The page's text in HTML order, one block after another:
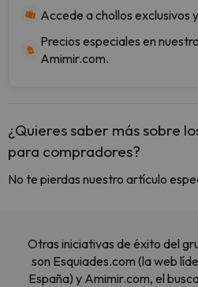
Accede a chollos exclusivos
Precios especiales en
Amimir.com.
¿Quieres saber más sobre
para compradores?
No te pierdas nuestro artículo
Otras iniciativas de éxito del
son Esquiades.com (la web
España) y Amimir.com, el